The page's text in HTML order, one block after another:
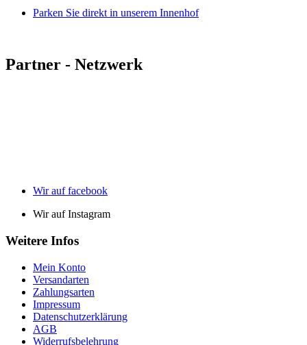
Parken Sie direkt in unserem Innenhof
Partner - Netzwerk
Wir auf facebook
Wir auf Instagram
Weitere Infos
Mein Konto
Versandarten
Zahlungsarten
Impressum
Datenschutzerklärung
AGB
Widerrufsbelehrung